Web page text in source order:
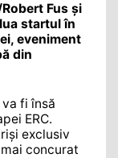
Fus și
startul în
eveniment
din
fi însă
ERC.
exclusiv
concurat